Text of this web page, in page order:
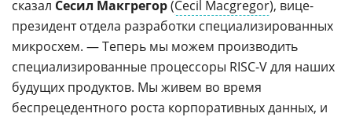
сказал Сесил Макгрегор(Cecil Macgregor), вице-
президент отдела разработки специализированных
микросхем. — Теперь мы можем производить
специализированные процессоры RISC-V для наших
будущих продуктов. Мы живем во время
беспрецедентного роста корпоративных данных, и